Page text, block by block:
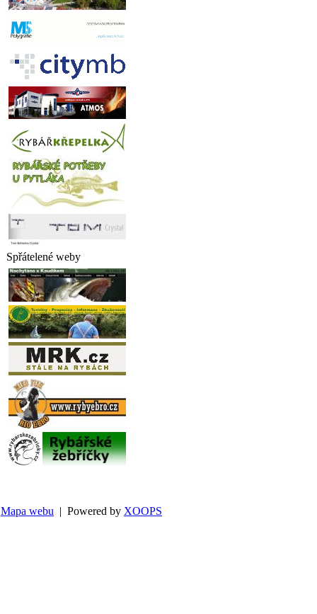
Spřátelené weby
Mapa webu | Powered by XOOPS